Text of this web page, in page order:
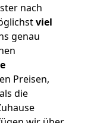
nach
viel
genau
Preisen,
die